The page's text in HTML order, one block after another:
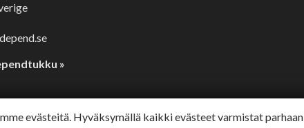
evästeitä. Hyväksymällä kaikki evästeet varmistat parhaan
»